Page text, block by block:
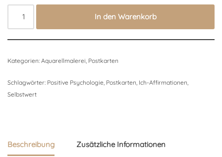
In den Warenkorb
Kategorien: Aquarellmalerei Postkarten
Schlagwörter: Positive Psychologie Postkarten Ich-Affirmationen
Selbstwert
Beschreibung Zusätzliche Informationen